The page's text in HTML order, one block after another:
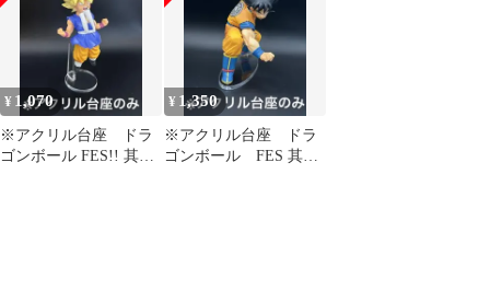
¥ 1,070
※アクリル台座 ドラ
ゴンボール FES!! 其之
¥ 1,350
※アクリル台座 ドラ
ゴンボール FES 其之